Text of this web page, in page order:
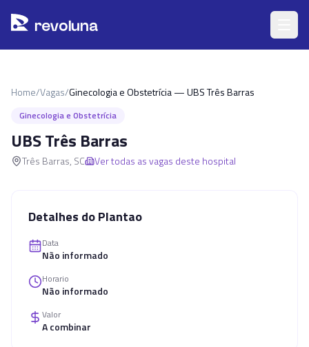
revoluna
Home/Vagas/Ginecologia e Obstetrícia — UBS Três Barras
Ginecologia e Obstetrícia
UBS Três Barras
Três Barras, SC Ver todas as vagas deste hospital
Detalhes do Plantao
Data
Não informado
Horario
Não informado
Valor
A combinar